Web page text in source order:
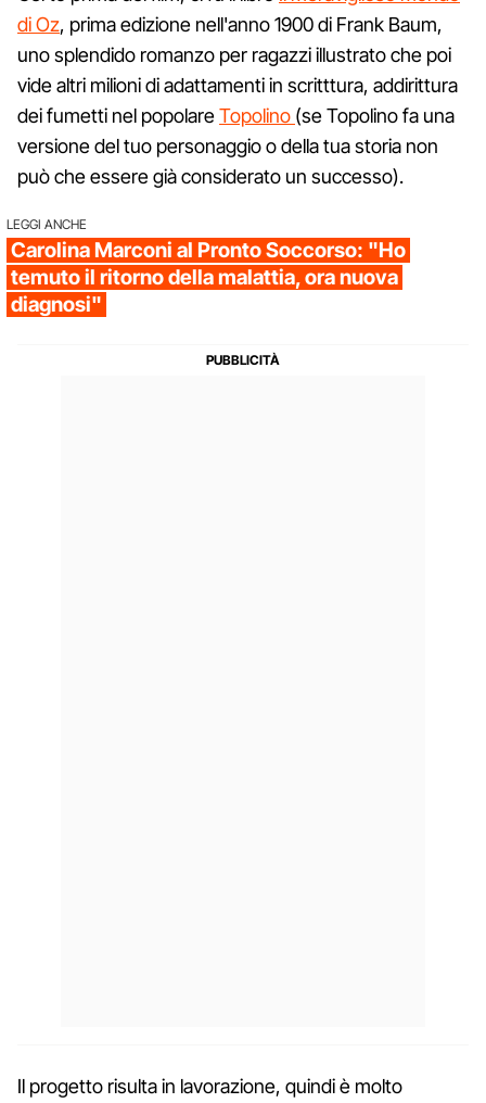
di Oz, prima edizione nell'anno 1900 di Frank Baum,
uno splendido romanzo per ragazzi illustrato che poi
vide altri milioni di adattamenti in scritttura, addirittura
dei fumetti nel popolareTopolino (se Topolino fa una
versione del tuo personaggio o della tua storia non
può che essere già considerato un successo).
LEGGI ANCHE
Carolina Marconi al Pronto Soccorso: "Ho
temuto il ritorno della malattia, ora nuova
diagnosi"
Il progetto risulta in lavorazione, quindi è molto